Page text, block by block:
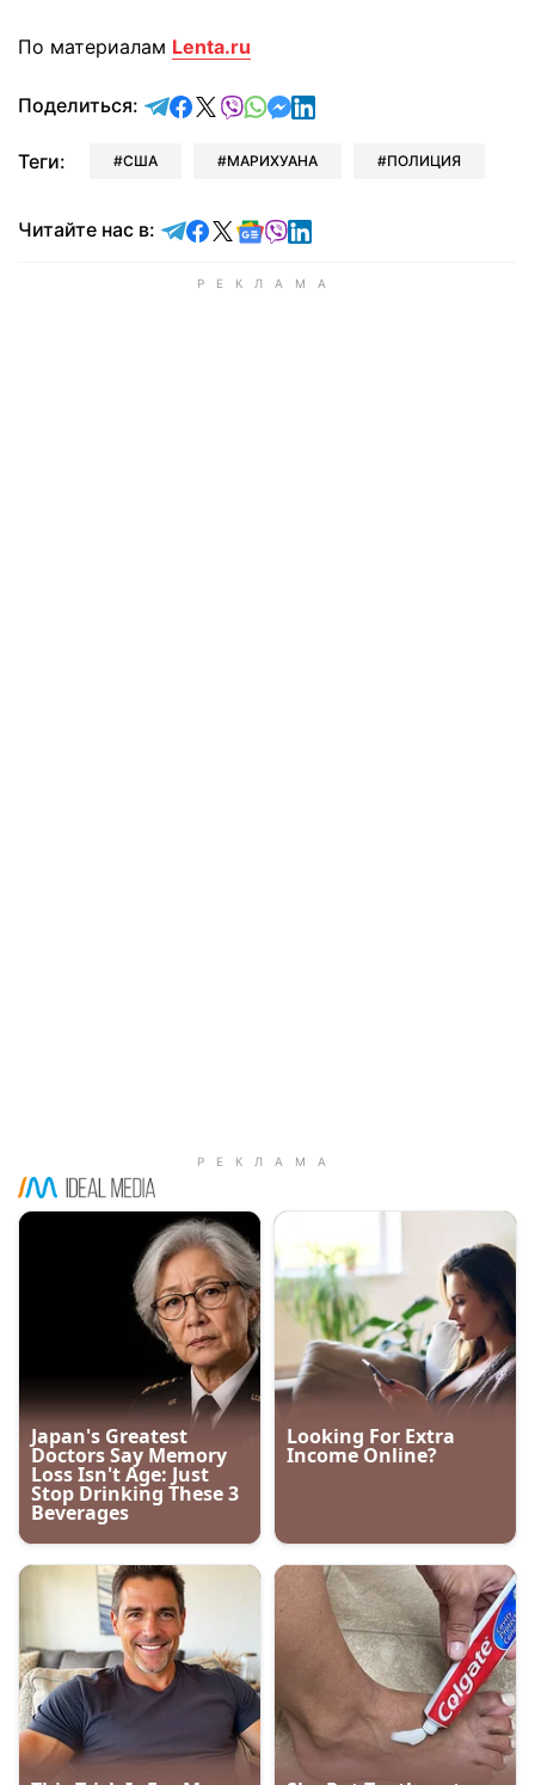
По материалам Lenta.ru
Поделиться: отправить в Telegram
поделиться в Facebook
поделиться в X
отправить в Viber
отправить в Whatsapp
отправить в Messenger
отправить в LinkedIn
Теги: США МАРИХУАНА ПОЛИЦИЯ
Читайте нас в: Читайте в Telegram
Читайте в Facebook
Читайте в X
Читайте в Google news
Читайте в Viber
Читайте в LinkedIn